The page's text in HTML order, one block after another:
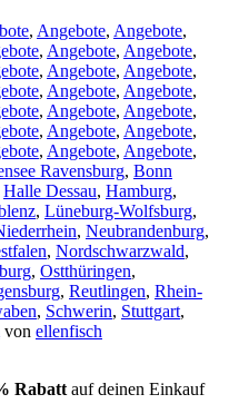
, Angebote, Angebote,
, Angebote, Angebote,
, Angebote, Angebote,
, Angebote, Angebote,
, Angebote, Angebote,
, Angebote, Angebote,
, Angebote, Angebote,
Ravensburg, Bonn
Halle Dessau, Hamburg,
, Lüneburg-Wolfsburg,
, Neubrandenburg,
, Nordschwarzwald,
, Ostthüringen,
, Reutlingen, Rhein-
, Schwerin, Stuttgart,
von ellenfisch
Rabatt auf deinen Einkauf